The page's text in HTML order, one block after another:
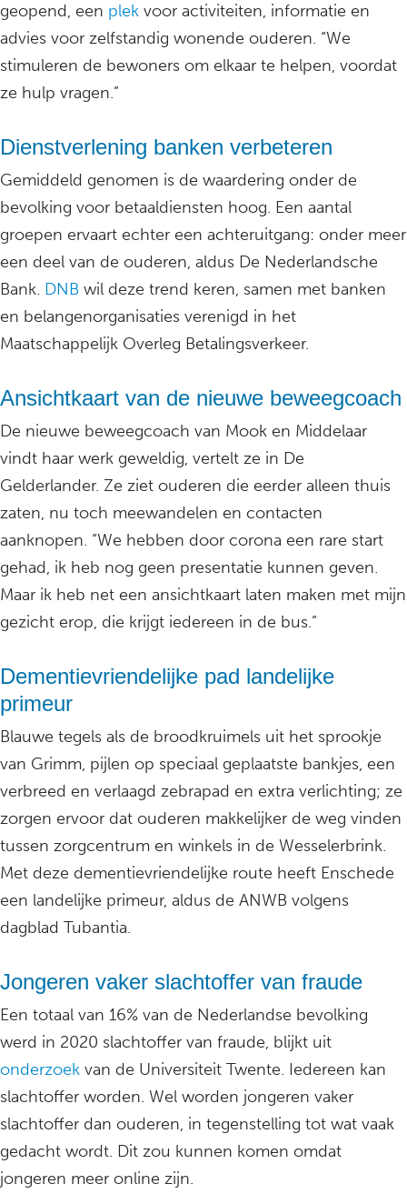
geopend, een plek voor activiteiten, informatie en
advies voor zelfstandig wonende ouderen. “We
stimuleren de bewoners om elkaar te helpen, voordat
ze hulp vragen.”
Dienstverlening banken verbeteren
Gemiddeld genomen is de waardering onder de
bevolking voor betaaldiensten hoog. Een aantal
groepen ervaart echter een achteruitgang: onder meer
een deel van de ouderen, aldus De Nederlandsche
Bank. DNB wil deze trend keren, samen met banken
en belangenorganisaties verenigd in het
Maatschappelijk Overleg Betalingsverkeer.
Ansichtkaart van de nieuwe beweegcoach
De nieuwe beweegcoach van Mook en Middelaar
vindt haar werk geweldig, vertelt ze in De
Gelderlander. Ze ziet ouderen die eerder alleen thuis
zaten, nu toch meewandelen en contacten
aanknopen. “We hebben door corona een rare start
gehad, ik heb nog geen presentatie kunnen geven.
Maar ik heb net een ansichtkaart laten maken met mijn
gezicht erop, die krijgt iedereen in de bus.”
Dementievriendelijke pad landelijke
primeur
Blauwe tegels als de broodkruimels uit het sprookje
van Grimm, pijlen op speciaal geplaatste bankjes, een
verbreed en verlaagd zebrapad en extra verlichting; ze
zorgen ervoor dat ouderen makkelijker de weg vinden
tussen zorgcentrum en winkels in de Wesselerbrink.
Met deze dementievriendelijke route heeft Enschede
een landelijke primeur, aldus de ANWB volgens
dagblad Tubantia.
Jongeren vaker slachtoffer van fraude
Een totaal van 16% van de Nederlandse bevolking
werd in 2020 slachtoffer van fraude, blijkt uit
onderzoek van de Universiteit Twente. Iedereen kan
slachtoffer worden. Wel worden jongeren vaker
slachtoffer dan ouderen, in tegenstelling tot wat vaak
gedacht wordt. Dit zou kunnen komen omdat
jongeren meer online zijn.